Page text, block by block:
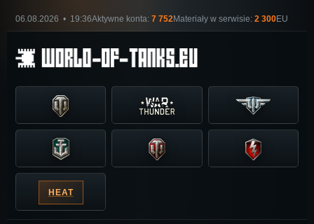
06.08.2026 • 19:36Aktywne konta: 7 752Materiały w serwisie: 2 300EU
HEAT